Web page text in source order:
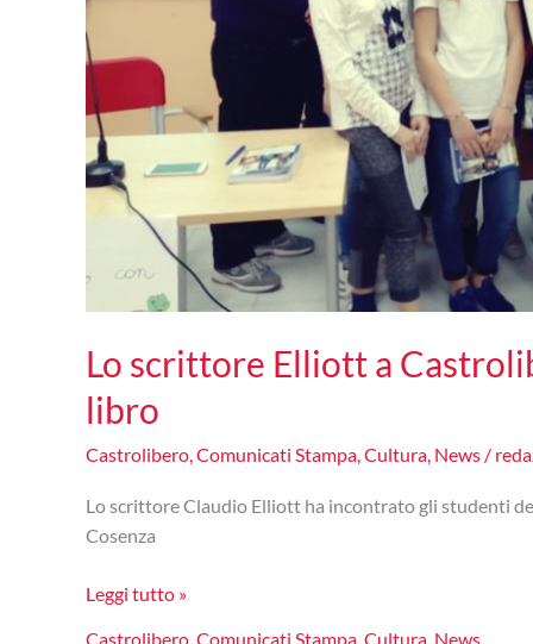
Lo scrittore Elliott a
libro
Castrolibero,Comunicati Stampa,Cultura, News /
Lo scrittore Claudio Elliott ha incontrato gli studenti
Cosenza
Lo
Leggi tutto »
Castrolibero,Comunicati Stampa,Cultura, News